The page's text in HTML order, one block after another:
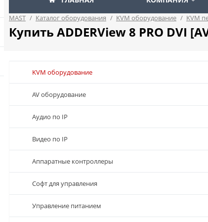
MAST / Каталог оборудования / KVM оборудование / KVM
Купить ADDERView 8 PRO DVI
KVM оборудование
AV оборудование
Аудио по IP
Видео по IP
Аппаратные контроллеры
Софт для управления
Управление питанием